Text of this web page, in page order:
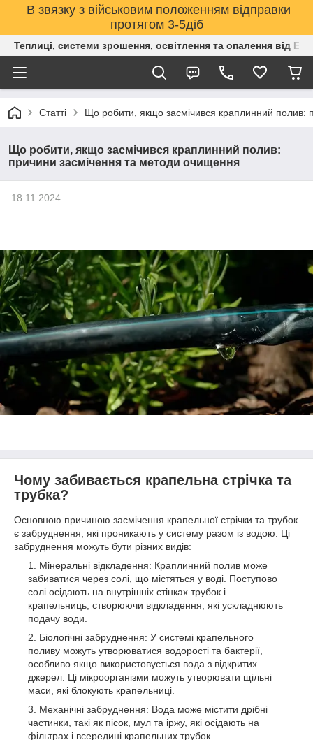
В звязку з військовим положенням відправки
протягом 3-5діб
Теплиці, системи зрошення, освітлення та опалення від
Статті Що робити, якщо засмічився краплинний полив:
Що робити, якщо засмічився краплинний полив:
причини засмічення та методи очищення
18.11.2024
Чому забивається крапельна стрічка та
трубка?
Основною причиною засмічення крапельної стрічки та трубок
є забруднення, які проникають у систему разом із водою. Ці
забруднення можуть бути різних видів:
Мінеральні відкладення: Краплинний полив може
забиватися через солі, що містяться у воді. Поступово
солі осідають на внутрішніх стінках трубок і
крапельниць, створюючи відкладення, які ускладнюють
подачу води.
Біологічні забруднення: У системі крапельного
поливу можуть утворюватися водорості та бактерії,
особливо якщо використовується вода з відкритих
джерел. Ці мікроорганізми можуть утворювати щільні
маси, які блокують крапельниці.
Механічні забруднення: Вода може містити дрібні
частинки, такі як пісок, мул та іржу, які осідають на
фільтрах і всередині крапельних трубок.